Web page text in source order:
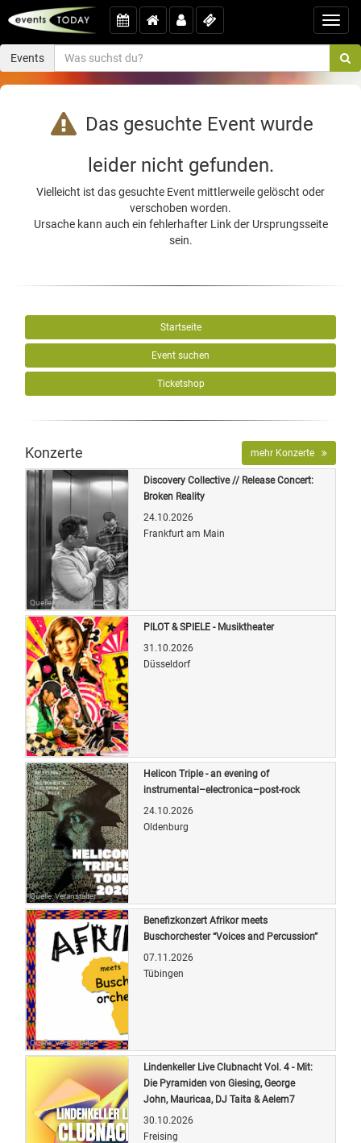
Events
Das gesuchte Event wurde
leider nicht gefunden.
Vielleicht ist das gesuchte Event mittlerweile gelöscht oder
verschoben worden.
Ursache kann auch ein fehlerhafter Link der Ursprungsseite
sein.
Startseite
Event suchen
Ticketshop
Konzerte mehr Konzerte
Quelle: Veranstalter
Discovery Collective // Release Concert:
Broken Reality
24.10.2026
Frankfurt am Main
Quelle: Veranstalter
PILOT & SPIELE - Musiktheater
31.10.2026
Düsseldorf
Quelle: Veranstalter
Helicon Triple - an evening of
instrumental–electronica–post-rock
24.10.2026
Oldenburg
Quelle: Veranstalter
Benefizkonzert Afrikor meets
Buschorchester “Voices and Percussion”
07.11.2026
Tübingen
Lindenkeller Live Clubnacht Vol. 4 - Mit:
Die Pyramiden von Giesing, George
John, Mauricaa, DJ Taita & Aelem7
30.10.2026
Freising